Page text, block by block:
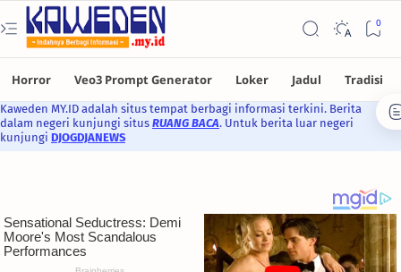
Kaweden MY.ID adalah situs tempat berbagi informasi terkini. Berita
dalam negeri kunjungi situs RUANG BACA. Untuk berita luar negeri
kunjungi DJOGDJANEWS